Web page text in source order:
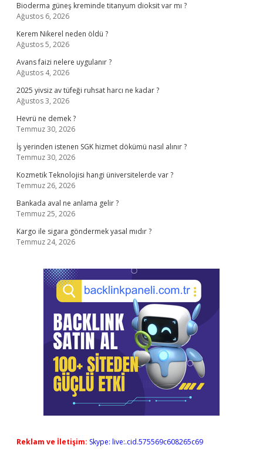
Bioderma güneş kreminde titanyum dioksit var mı ?
Ağustos 6, 2026
Kerem Nikerel neden öldü ?
Ağustos 5, 2026
Avans faizi nelere uygulanır ?
Ağustos 4, 2026
2025 yivsiz av tüfeği ruhsat harcı ne kadar ?
Ağustos 3, 2026
Hevrü ne demek ?
Temmuz 30, 2026
İş yerinden istenen SGK hizmet dökümü nasıl alınır ?
Temmuz 30, 2026
Kozmetik Teknolojisi hangi üniversitelerde var ?
Temmuz 26, 2026
Bankada aval ne anlama gelir ?
Temmuz 25, 2026
Kargo ile sigara göndermek yasal mıdır ?
Temmuz 24, 2026
Reklam ve İletişim: Skype: live:.cid.575569c608265c69